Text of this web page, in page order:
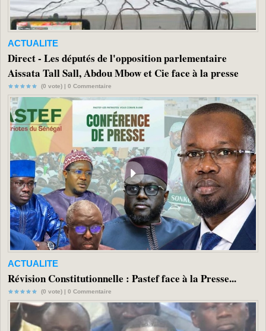
ACTUALITE
Direct - Les députés de l'opposition parlementaire
Aissata Tall Sall, Abdou Mbow et Cie face à la presse
(0 vote) | 0 Commentaire
ACTUALITE
Révision Constitutionnelle : Pastef face à la Presse...
(0 vote) | 0 Commentaire